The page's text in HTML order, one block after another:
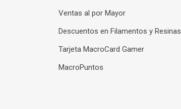
Ventas al por Mayor
Descuentos en Filamentos y Resinas
Tarjeta MacroCard Gamer
MacroPuntos